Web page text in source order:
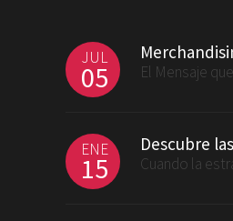
JUL
05 El Mensaje
ENE
15
Descubre
Cuando la